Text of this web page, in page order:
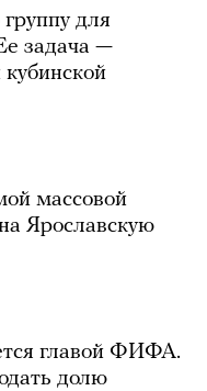
для
задача —
кубинской
массовой
Ярославскую
главой ФИФА.
долю